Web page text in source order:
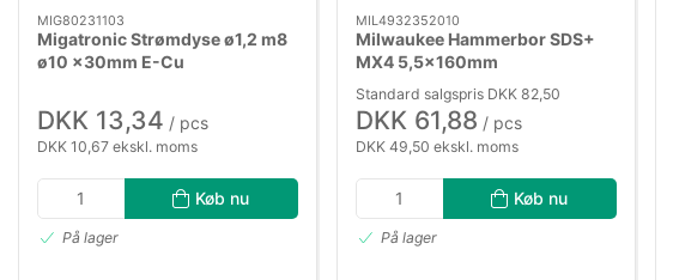
MIG80231103
Migatronic Strømdyse ø1,2 m8
ø10 x30mm E-Cu
DKK 13,34 / pcs
DKK 10,67 ekskl. moms
Køb nu
På lager
MIL4932352010
Milwaukee Hammerbor SDS+
MX4 5,5×160mm
Standard salgspris DKK 82,50
DKK 61,88 / pcs
DKK 49,50 ekskl. moms
Køb nu
På lager